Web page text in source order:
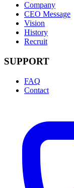
Company
CEO Message
Vision
History
Recruit
SUPPORT
FAQ
Contact